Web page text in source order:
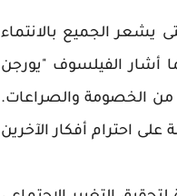
يشعر الجميع بالانتماء
أشار الفيلسوف "يورجن
من الخصومة والصراعات.
احترام أفكار الآخرين